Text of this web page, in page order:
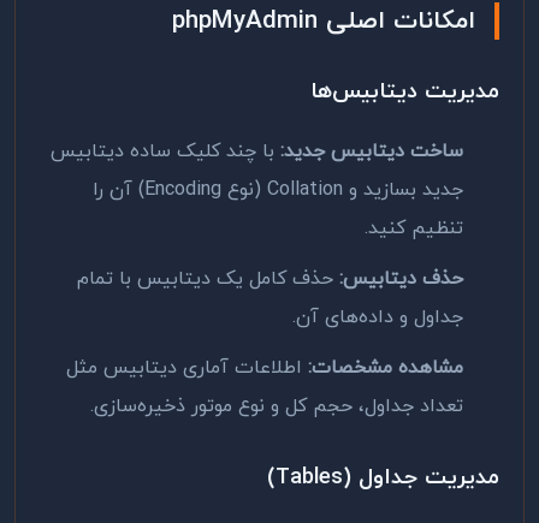
امکانات اصلی phpMyAdmin
مدیریت دیتابیس‌ها
ساخت دیتابیس جدید: با چند کلیک ساده دیتابیس
جدید بسازید و Collation (نوع Encoding) آن را
تنظیم کنید.
حذف دیتابیس: حذف کامل یک دیتابیس با تمام
جداول و داده‌های آن.
مشاهده مشخصات: اطلاعات آماری دیتابیس مثل
تعداد جداول، حجم کل و نوع موتور ذخیره‌سازی.
مدیریت جداول (Tables)